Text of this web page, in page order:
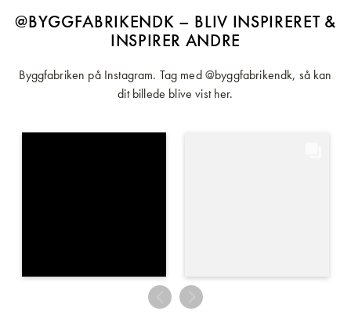
@BYGGFABRIKENDK – BLIV INSPIRERET &
INSPIRER ANDRE
Byggfabriken på Instagram. Tag med @byggfabrikendk, så kan
dit billede blive vist her.